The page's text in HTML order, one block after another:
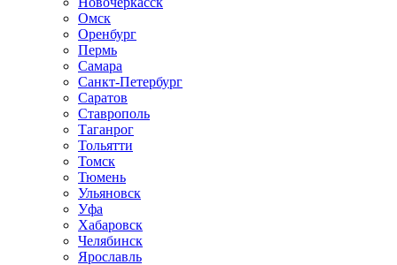
Омск
Оренбург
Пермь
Самара
Санкт-Петербург
Саратов
Ставрополь
Таганрог
Тольятти
Томск
Тюмень
Ульяновск
Уфа
Хабаровск
Челябинск
Ярославль